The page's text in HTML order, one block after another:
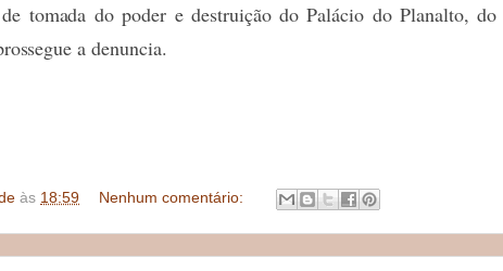
tomada do poder e destruição do Palácio do Planalto, do
a denuncia.
às 18:59 Nenhum comentário: